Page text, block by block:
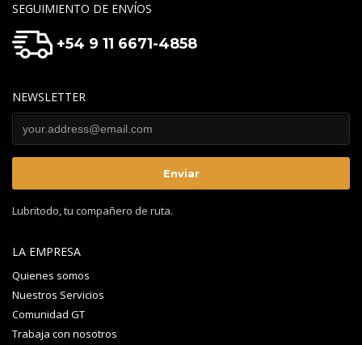
SEGUIMIENTO DE ENVÍOS
+54 9 11 6671-4858
NEWSLETTER
Lubritodo, tu compañero de ruta.
LA EMPRESA
Quienes somos
Nuestros Servicios
Comunidad GT
Trabaja con nosotros